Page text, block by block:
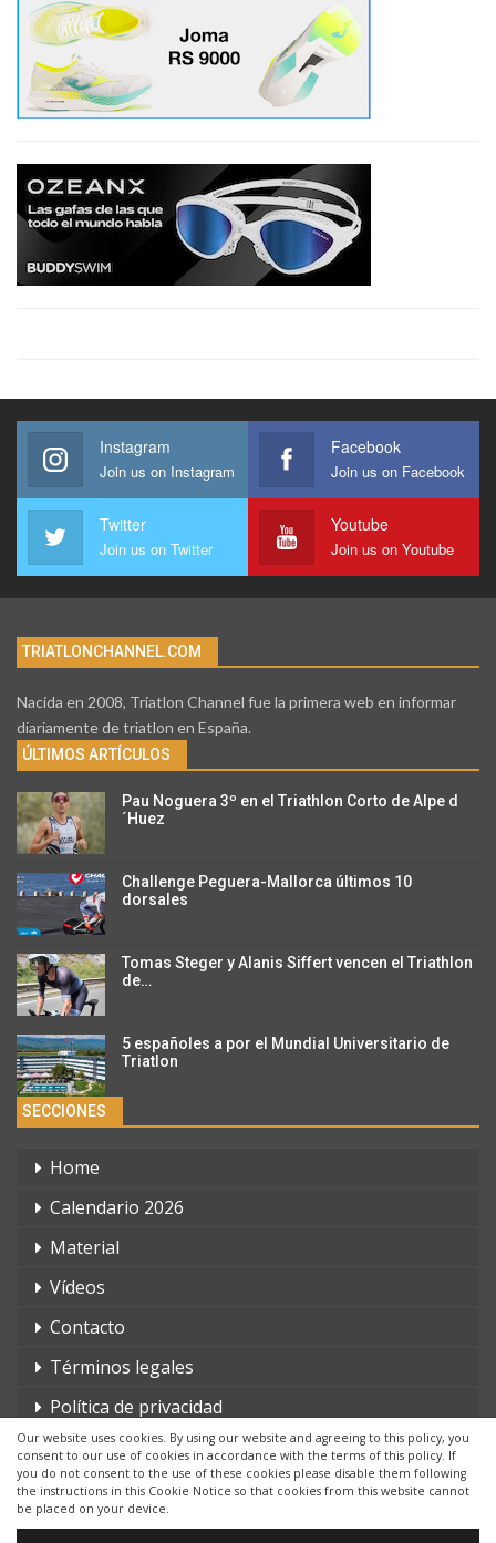
Our website uses cookies. By using our website and agreeing to this policy, you
consent to our use of cookies in accordance with the terms of this policy. If
you do not consent to the use of these cookies please disable them following
the instructions in this Cookie Notice so that cookies from this website cannot
be placed on your device.
Instagram
Join us on Instagram
Facebook
Join us on Facebook
Twitter
Join us on Twitter
Youtube
Join us on Youtube
TRIATLONCHANNEL.COM
Nacida en 2008, Triatlon Channel fue la primera web en informar
diariamente de triatlon en España.
ÚLTIMOS ARTÍCULOS
Pau Noguera 3º en el Triathlon Corto de Alpe d
´Huez
Challenge Peguera-Mallorca últimos 10
dorsales
Tomas Steger y Alanis Siffert vencen el Triathlon
de…
5 españoles a por el Mundial Universitario de
Triatlon
SECCIONES
Home
Calendario 2026
Material
Vídeos
Contacto
Términos legales
Política de privacidad
© 2026 - triatlonchannel.com. Todos los derechos reservados.